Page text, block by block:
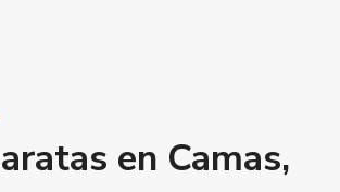
en Camas,